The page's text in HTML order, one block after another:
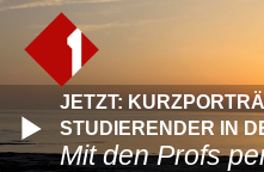
JETZT:
STUDIERENDER IN
Mit den Profs